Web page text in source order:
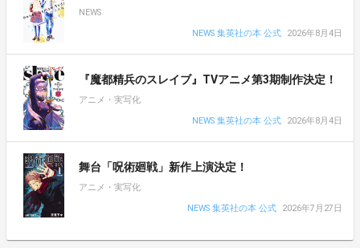
NEWS
NEWS 集英社の本 公式
2026年8月4日
『魔都精兵のスレイブ』TVアニメ第3期制作決定！
アニメ・実写化
NEWS 集英社の本 公式
2026年8月4日
舞台「呪術廻戦」新作上演決定！
アニメ・実写化
NEWS 集英社の本 公式
2026年7月27日